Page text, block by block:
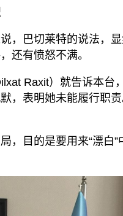
，巴切莱特的说法，
还有愤怒不满。
Raxit）就告诉本台
，表明她未能履行职
，目的是要用来“漂白”